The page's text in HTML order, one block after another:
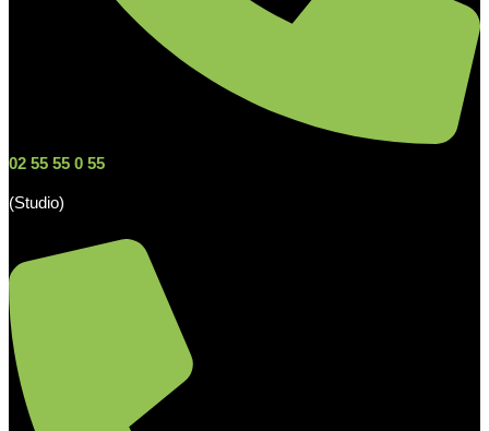
02 55 55 0 55
(Studio)